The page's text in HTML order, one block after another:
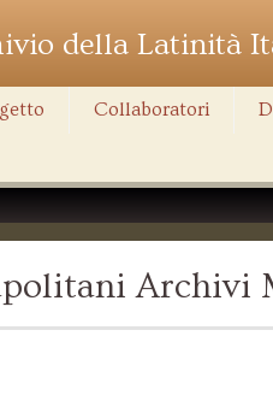
della Latinità
Collaboratori
Archivi